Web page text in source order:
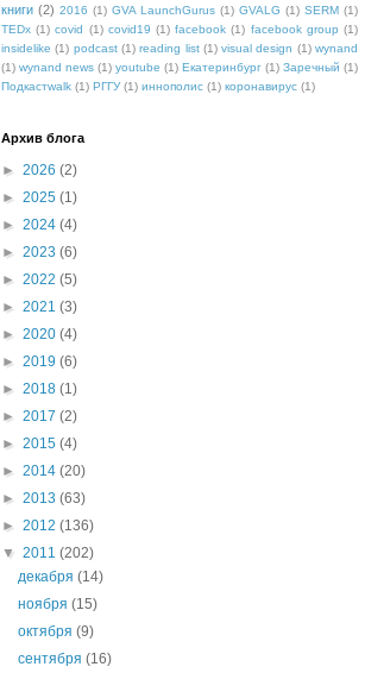
книги (2) 2016 (1) GVA LaunchGurus (1) GVALG (1) SERM (1)
TEDx (1) covid (1) covid19 (1) facebook (1) facebook group (1)
insidelike (1) podcast (1) reading list (1) visual design (1) wynand
(1) wynand news (1) youtube (1) Екатеринбург (1) Заречный (1)
Подкастwalk (1) РГГУ (1) иннополис (1) коронавирус (1)
Архив блога
► 2026 (2)
► 2025 (1)
► 2024 (4)
► 2023 (6)
► 2022 (5)
► 2021 (3)
► 2020 (4)
► 2019 (6)
► 2018 (1)
► 2017 (2)
► 2015 (4)
► 2014 (20)
► 2013 (63)
► 2012 (136)
▼ 2011 (202)
декабря(14)
ноября(15)
октября(9)
сентября(16)